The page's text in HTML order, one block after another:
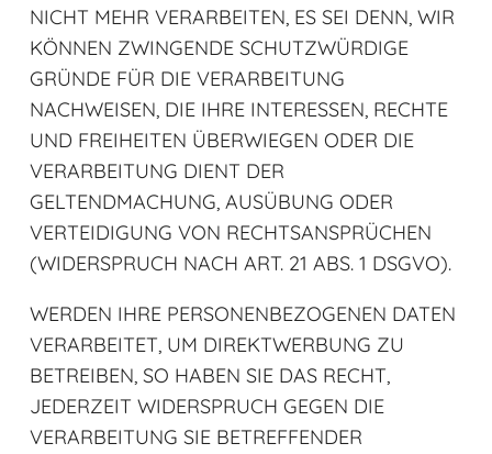
NICHT MEHR VERARBEITEN, ES SEI DENN, WIR
KÖNNEN ZWINGENDE SCHUTZWÜRDIGE
GRÜNDE FÜR DIE VERARBEITUNG
NACHWEISEN, DIE IHRE INTERESSEN, RECHTE
UND FREIHEITEN ÜBERWIEGEN ODER DIE
VERARBEITUNG DIENT DER
GELTENDMACHUNG, AUSÜBUNG ODER
VERTEIDIGUNG VON RECHTSANSPRÜCHEN
(WIDERSPRUCH NACH ART. 21 ABS. 1 DSGVO).
WERDEN IHRE PERSONENBEZOGENEN DATEN
VERARBEITET, UM DIREKTWERBUNG ZU
BETREIBEN, SO HABEN SIE DAS RECHT,
JEDERZEIT WIDERSPRUCH GEGEN DIE
VERARBEITUNG SIE BETREFFENDER